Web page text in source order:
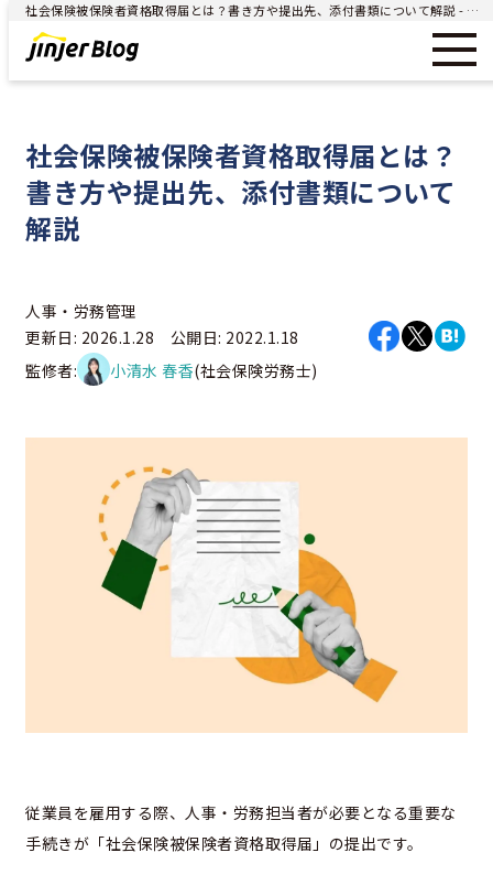
社会保険被保険者資格取得届とは？書き方や提出先、添付書類について解説 - ジンジャー（jinjer）｜統合型人事システム
社会保険被保険者資格取得届とは？
書き方や提出先、添付書類について
解説
人事・労務管理
更新日: 2026.1.28 公開日: 2022.1.18
監修者:
小清水 春香(社会保険労務士)
従業員を雇用する際、人事・労務担当者が必要となる重要な
手続きが「社会保険被保険者資格取得届」の提出です。